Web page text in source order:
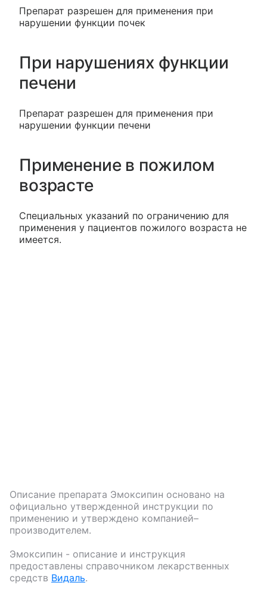
Препарат разрешен для применения при
нарушении функции почек
При нарушениях функции
печени
Препарат разрешен для применения при
нарушении функции печени
Применение в пожилом
возрасте
Специальных указаний по ограничению для
применения у пациентов пожилого возраста не
имеется.
Описание препарата Эмоксипин основано на
официально утвержденной инструкции по
применению и утверждено компанией–
производителем.
Эмоксипин - описание и инструкция
предоставлены справочником лекарственных
средств Видаль.